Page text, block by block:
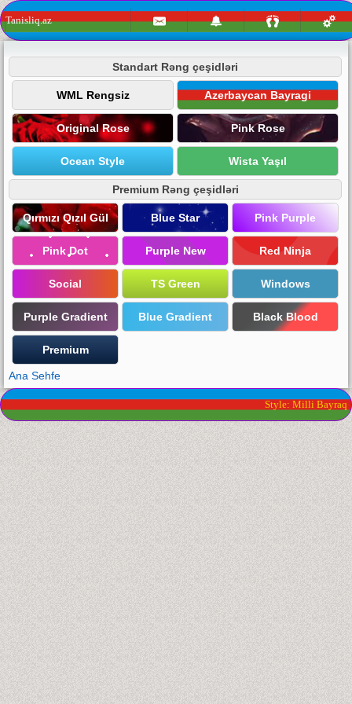
Tanisliq.az
Standart Rəng çeşidləri
WML Rengsiz Azerbaycan Bayragi
Original Rose Pink Rose
Ocean Style Wista Yaşıl
Premium Rəng çeşidləri
Qırmızı Qızıl Gül Blue Star Pink Purple
Pink Dot Purple New Red Ninja
Social TS Green Windows
Purple Gradient Blue Gradient Black Blood
Premium
Ana Sehfe
Style: Milli Bayraq